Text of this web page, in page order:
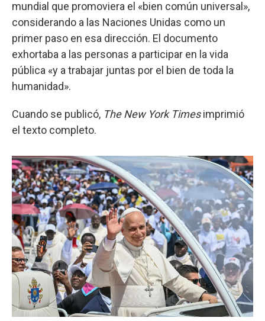
mundial que promoviera el «bien común universal»,
considerando a las Naciones Unidas como un
primer paso en esa dirección. El documento
exhortaba a las personas a participar en la vida
pública «y a trabajar juntas por el bien de toda la
humanidad».
Cuando se publicó, The New York Timesimprimió
el texto completo.